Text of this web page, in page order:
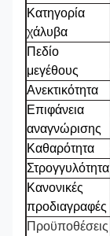
Κατηγορία
χάλυβα
Πεδίο
μεγέθους
Ανεκτικότητα
Επιφάνεια
αναγνώρισης
Καθαρότητα
Στρογγυλότητα
Κανονικές
προδιαγραφές
Προϋποθέσεις